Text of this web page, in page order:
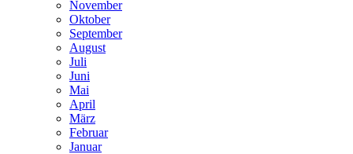
November
Oktober
September
August
Juli
Juni
Mai
April
März
Februar
Januar